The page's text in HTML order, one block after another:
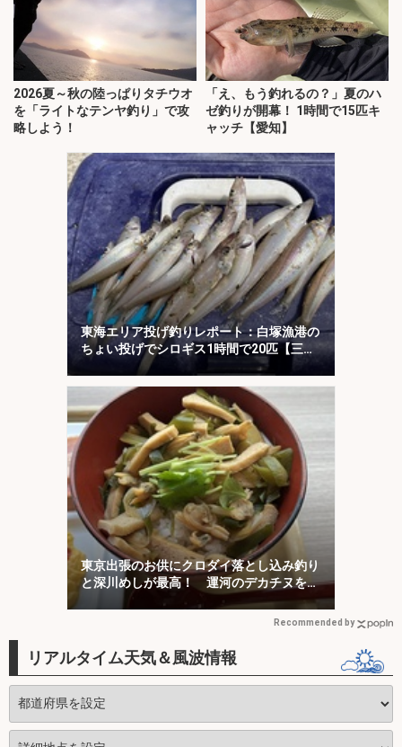
2026夏～秋の陸っぱりタチウオ
を「ライトなテンヤ釣り」で攻
略しよう！
「え、もう釣れるの？」夏のハ
ゼ釣りが開幕！ 1時間で15匹キ
ャッチ【愛知】
東海エリア投げ釣りレポート：白塚漁港の
ちょい投げでシロギス1時間で20匹【三
東京出張のお供にクロダイ落とし込み釣り
と深川めしが最高！ 運河のデカチヌを狙
Recommended by
リアルタイム天気＆風波情報